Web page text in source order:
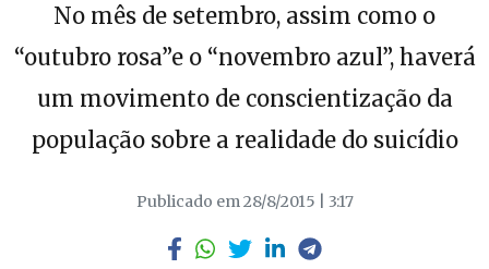
No mês de setembro, assim como o
“outubro rosa”e o “novembro azul”, haverá
um movimento de conscientização da
população sobre a realidade do suicídio
Publicado em 28/8/2015 | 3:17